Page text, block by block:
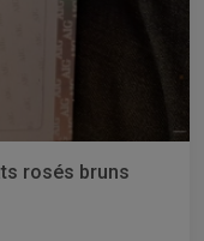
rosés bruns